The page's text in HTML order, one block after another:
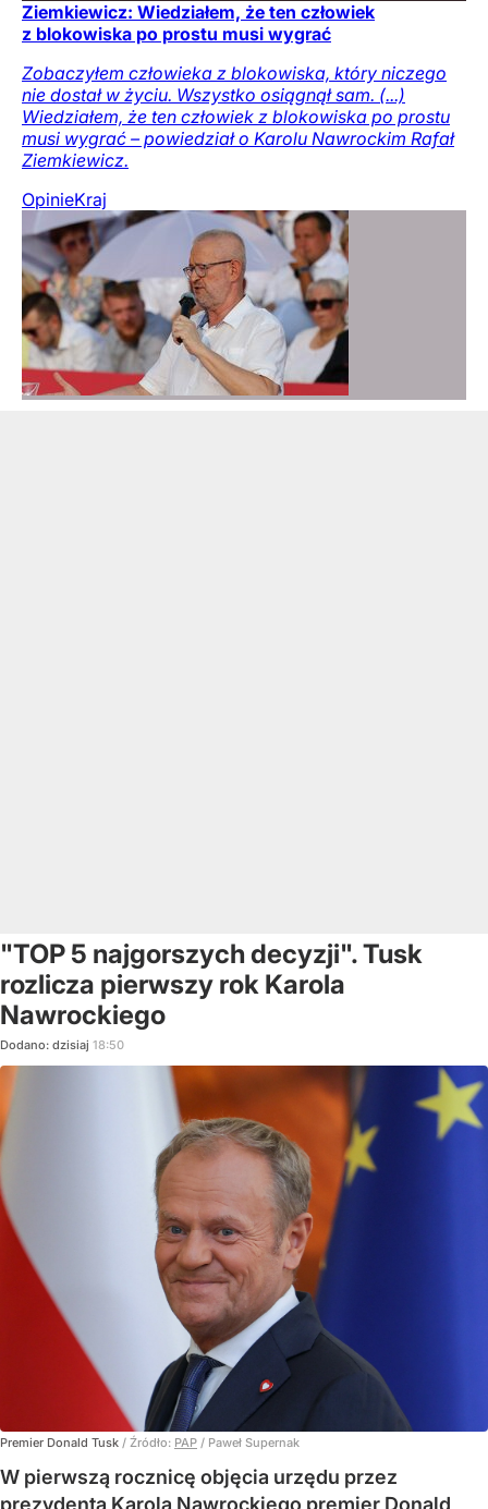
Ziemkiewicz: Wiedziałem, że ten człowiek
z blokowiska po prostu musi wygrać
Zobaczyłem człowieka z blokowiska, który niczego
nie dostał w życiu. Wszystko osiągnął sam. (...)
Wiedziałem, że ten człowiek z blokowiska po prostu
musi wygrać – powiedział o Karolu Nawrockim Rafał
Ziemkiewicz.
OpinieKraj
"TOP 5 najgorszych decyzji". Tusk
rozlicza pierwszy rok Karola
Nawrockiego
Dodano: dzisiaj 18:50
Premier Donald Tusk / Źródło: PAP / Paweł Supernak
W pierwszą rocznicę objęcia urzędu przez
prezydenta Karola Nawrockiego premier Donald